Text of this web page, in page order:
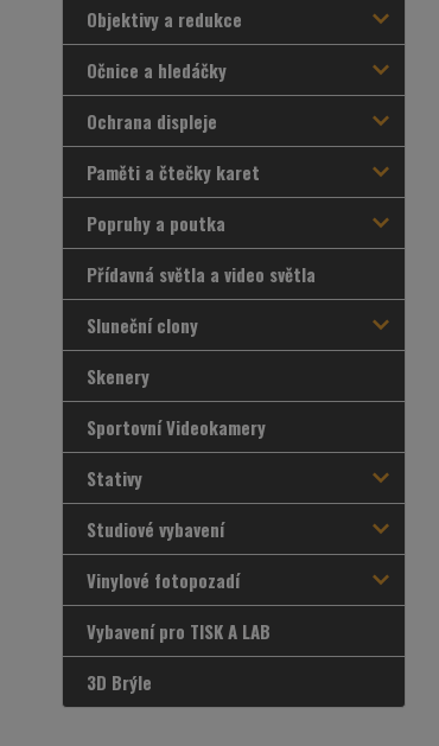
Objektivy a redukce
Očnice a hledáčky
Ochrana displeje
Paměti a čtečky karet
Popruhy a poutka
Přídavná světla a video světla
Sluneční clony
Skenery
Sportovní Videokamery
Stativy
Studiové vybavení
Vinylové fotopozadí
Vybavení pro TISK A LAB
3D Brýle